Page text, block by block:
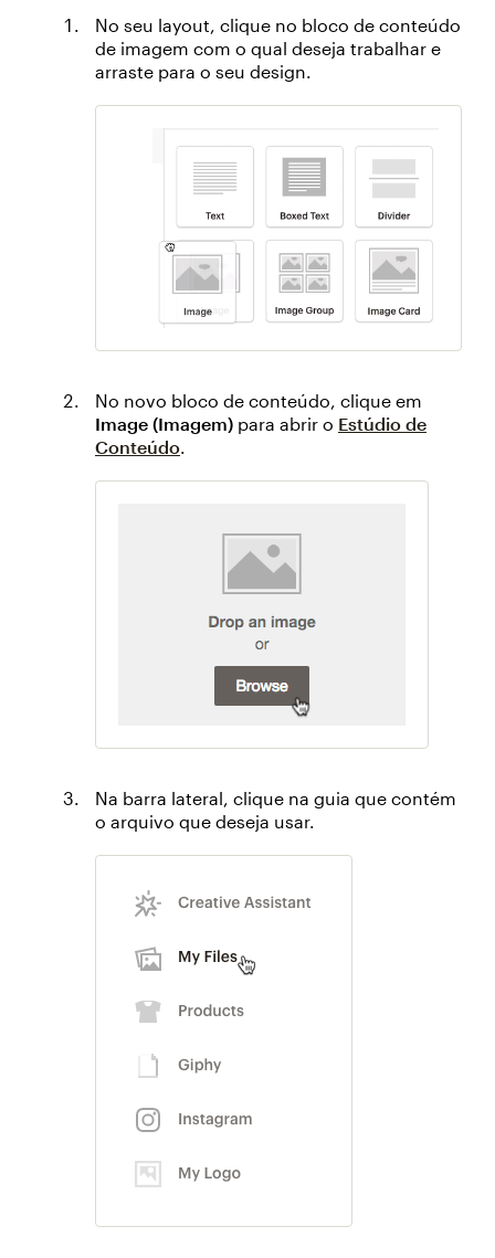
No seu layout, clique no bloco de conteúdo
de imagem com o qual deseja trabalhar e
arraste para o seu design.
No novo bloco de conteúdo, clique em
Image (Imagem) para abrir o Estúdio de
Conteúdo
Na barra lateral, clique na guia que contém
o arquivo que deseja usar.